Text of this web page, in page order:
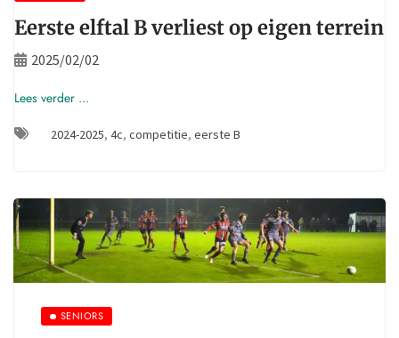
Eerste elftal B verliest op eigen terrein
2025/02/02
Lees verder ...
2024-2025, 4c, competitie, eerste B
SENIORS